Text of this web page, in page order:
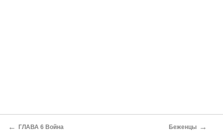
← ГЛАВА 6 Война Беженцы →